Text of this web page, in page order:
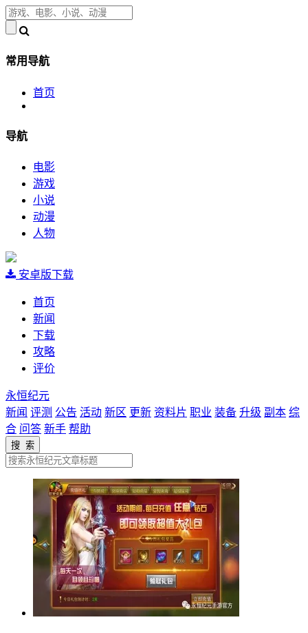
常用导航
首页
导航
电影
游戏
小说
动漫
人物
安卓版下载
首页
新闻
下载
攻略
评价
永恒纪元
新闻 评测 公告 活动 新区 更新 资料片 职业 装备 升级 副本 综
合 问答 新手 帮助
搜 索